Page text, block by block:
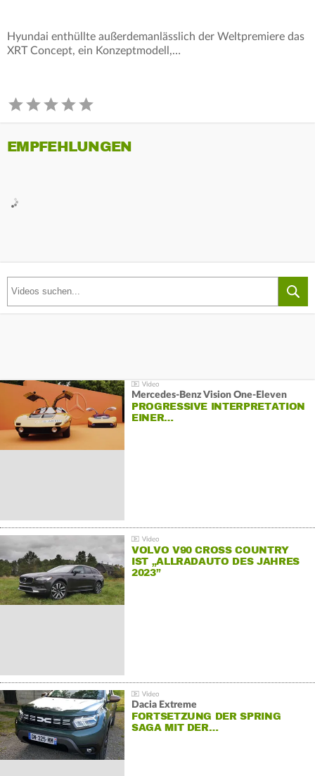
Hyundai enthüllte außerdemanlässlich der Weltpremiere das
XRT Concept, ein Konzeptmodell,…
EMPFEHLUNGEN
Mercedes-Benz Vision One-Eleven
PROGRESSIVE INTERPRETATION
EINER…
VOLVO V90 CROSS COUNTRY
IST „ALLRADAUTO DES JAHRES
2023”
Dacia Extreme
FORTSETZUNG DER SPRING
SAGA MIT DER…